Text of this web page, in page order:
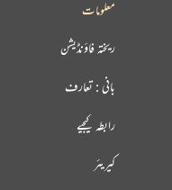
معلومات
ریختہ فاؤنڈیشن
بانی : تعارف
رابطہ کیجیے
کیریئر